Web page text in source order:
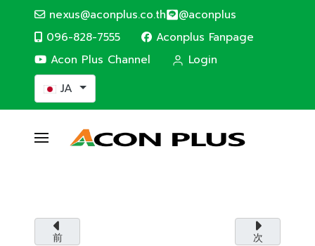
nexus@aconplus.co.th @aconplus
096-828-7555
Aconplus Fanpage
Acon Plus Channel
Login
あなたが使う言語を選んでください
JA
太陽電池システム
一緒に世界を救いましょう。
前 次